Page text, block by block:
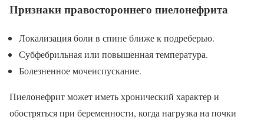
Признаки правостороннего пиелонефрита
Локализация боли в спине ближе к подреберью.
Субфебрильная или повышенная температура.
Болезненное мочеиспускание.
Пиелонефрит может иметь хронический характер и
обостряться при беременности, когда нагрузка на почки